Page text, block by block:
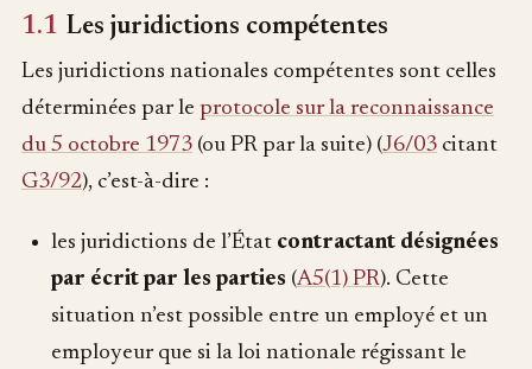
1.1 Les juridictions compétentes
Les juridictions nationales compétentes sont celles
déterminées par le protocole sur la reconnaissance
du 5 octobre 1973 (ou PR par la suite) (J6/03 citant
G3/92), c’est-à-dire :
les juridictions de l’État contractant désignées
par écrit par les parties (A5(1) PR). Cette
situation n’est possible entre un employé et un
employeur que si la loi nationale régissant le